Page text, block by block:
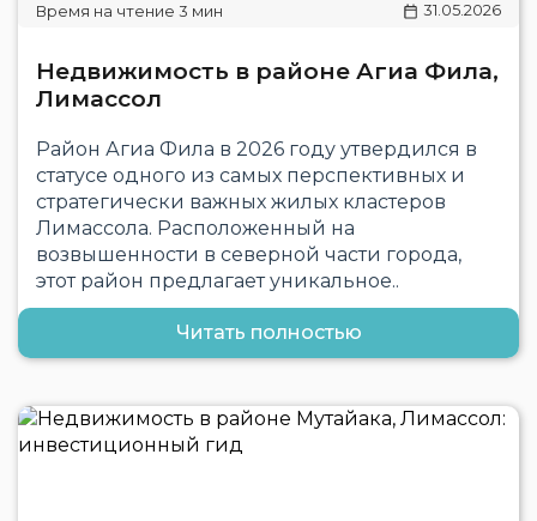
31.05.2026
Недвижимость в районе Агиа Фила,
Лимассол
Район Агиа Фила в 2026 году утвердился в
статусе одного из самых перспективных и
стратегически важных жилых кластеров
Лимассола. Расположенный на
возвышенности в северной части города,
этот район предлагает уникальное..
Читать полностью